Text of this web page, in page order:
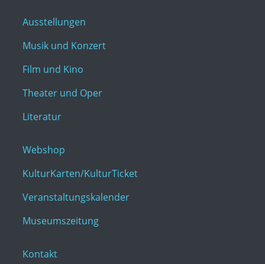
Ausstellungen
Musik und Konzert
Film und Kino
Theater und Oper
Literatur
Webshop
KulturKarten/KulturTicket
Veranstaltungskalender
Museumszeitung
Kontakt